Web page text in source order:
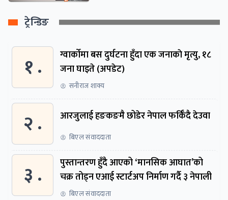
ट्रेन्डिङ
१ .
ग्वार्काेमा बस दुर्घटना हुँदा एक जनाकाे मृत्यु, १८
जना घाइते (अपडेट)
सनीराज शाक्य
२ . आरजुलाई हङकङमै छोडेर नेपाल फर्किँदै देउवा
बिएल संवाददाता
३ .
पुस्तान्तरण हुँदै आएको ‘मानसिक आघात’को
चक्र तोड्न एआई स्टार्टअप निर्माण गर्दै ३ नेपाली
बिएल संवाददाता